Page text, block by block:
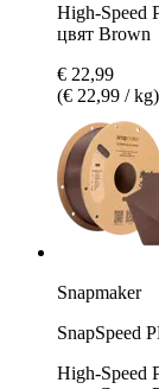
High-Speed
цвят Brown
€ 22,99
(€ 22,99 / kg)
Snapmaker
SnapSpeed
High-Speed